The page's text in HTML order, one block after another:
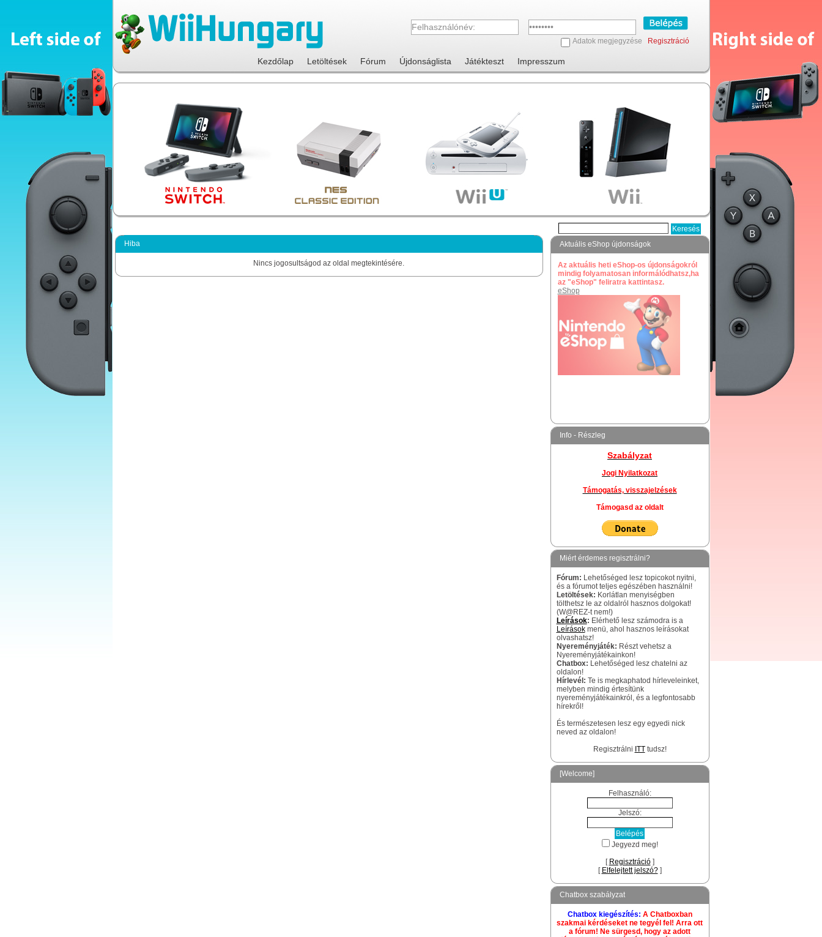
Adatok megjegyzése Regisztráció
Kezdőlap Letöltések Fórum Újdonságlista Játékteszt Impresszum
Hiba
Nincs jogosultságod az oldal megtekintésére.
Aktuális eShop újdonságok
Info - Részleg
Szabályzat
Jogi Nyilatkozat
Támogatás, visszajelzések
Támogasd az oldalt
Miért érdemes regisztrálni?
Fórum: Lehetőséged lesz topicokot nyitni,
és a fórumot teljes egészében használni!
Letöltések: Korlátlan menyiségben
tölthetsz le az oldalról hasznos dolgokat!
(W@REZ-t nem!)
Leírások: Elérhető lesz számodra is a
Leírásokmenü, ahol hasznos leírásokat
olvashatsz!
Nyereményjáték: Részt vehetsz a
Nyereményjátékainkon!
Chatbox: Lehetőséged lesz chatelni az
oldalon!
Hírlevél: Te is megkaphatod hírleveleinket,
melyben mindig értesítünk
nyereményjátékainkról, és a legfontosabb
hírekről!
És természetesen lesz egy egyedi nick
neved az oldalon!
Regisztrálni ITTtudsz!
[Welcome]
Felhasználó:
Jelszó:
Jegyezd meg!
[ Regisztráció]
[ Elfelejtett jelszó?]
Chatbox szabályzat
Chatbox kiegészítés: A Chatboxban
szakmai kérdéseket ne tegyél fel! Arra ott
a fórum! Ne sürgesd, hogy az adott